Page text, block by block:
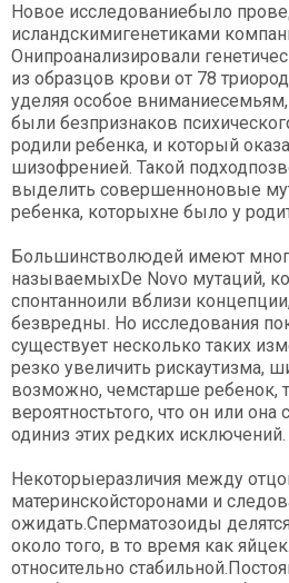
Новое исследованиебыло
исландскимигенетиками
Онипроанализировали
из образцов крови от 78
уделяя особое
были безпризнаков
родили ребенка, и который
шизофренией. Такой
выделить совершенноновые
ребенка, которыхне было у
Большинстволюдей имеют
называемыхDe Novo мутаций,
спонтанноили вблизи
безвредны. Но исследования
существует несколько таких
резко увеличить рискаутизма,
возможно, чемстарше ребенок,
вероятностьтого, что он или
одиниз этих редких исключений.
Некоторыеразличия между
материнскойсторонами и
ожидать.Сперматозоиды
около того, в то время как
относительно